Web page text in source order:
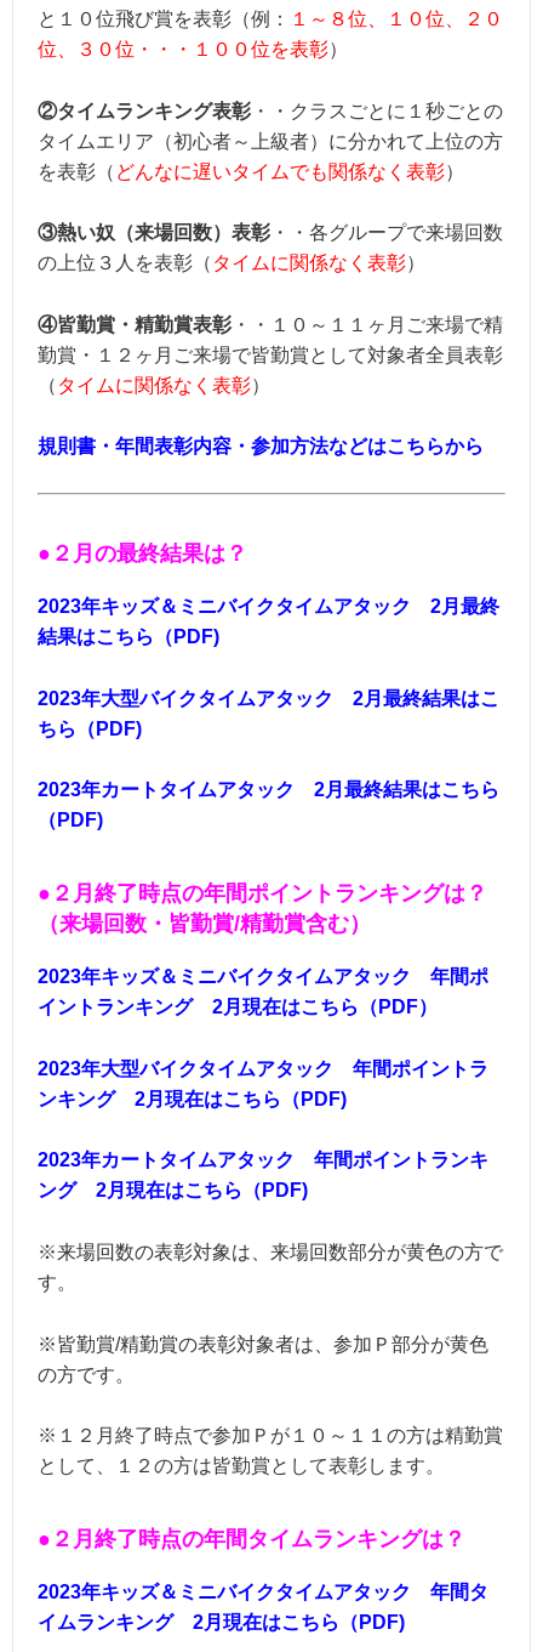
と１０位飛び賞を表彰（例：
１～８位、１０位、２０
位、３０位・・・１００位を表彰）
②タイムランキング表彰 ・・クラスごとに１秒ごとの
タイムエリア（初心者～上級者）に分かれて上位の方
を表彰（ どんなに遅いタイムでも関係なく表彰）
③熱い奴（来場回数）表彰 ・・各グループで来場回数
の上位３人を表彰（ タイムに関係なく表彰）
④皆勤賞・精勤賞表彰 ・・１０～１１ヶ月ご来場で精
勤賞・１２ヶ月ご来場で皆勤賞として対象者全員表彰
（ タイムに関係なく表彰）
規則書・年間表彰内容・参加方法などはこちらから
●２ 月 の最終結果は ？
2023年キッズ＆ミニバイクタイムアタック 2月最終
結果はこちら（PDF)
2023年大型バイクタイムアタック 2月最終結果はこ
ちら（PDF)
2023年カートタイムアタック 2月最終結果はこちら
（PDF)
●２ 月終了時点の年間ポイントランキングは？
（来場回数・皆勤賞/精勤賞含む）
2023年キッズ＆ミニバイクタイムアタック 年間ポ
イントランキング 2月現在はこちら（PDF）
2023年大型バイクタイムアタック 年間ポイントラ
ンキング 2月現在はこちら（PDF)
2023年カートタイムアタック 年間ポイントランキ
ング 2月現在はこちら（PDF)
※来場回数の表彰対象は、来場回数部分が黄色の方で
す。
※皆勤賞/精勤賞の表彰対象者は、参加Ｐ部分が黄色
の方です。
※１２月終了時点で参加Ｐが１０～１１の方は精勤賞
として、１２の方は皆勤賞として表彰します。
●２ 月終了時点の年間タイムランキングは？
2023年キッズ＆ミニバイクタイムアタック 年間タ
イムランキング 2月現在はこちら（PDF)